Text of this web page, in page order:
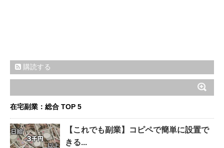
購読する
在宅副業：総合 TOP 5
【これでも副業】コピペで簡単に設置で
きる...